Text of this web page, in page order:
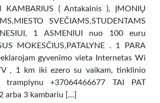
KAMBARIUS ( Antakalnis ), ĮMONIŲ
SVEČIAMS,STUDENTAMS
1 ASMENIUI nuo 100 euru
MOKESČIUS,PATALYNE . 1 PARA
gyvenimo vieta Internetas Wi
, 1 km iki ezero su vaikam, tinklinio
+37064466677 TAI PAT
arba 3 kambariu […]